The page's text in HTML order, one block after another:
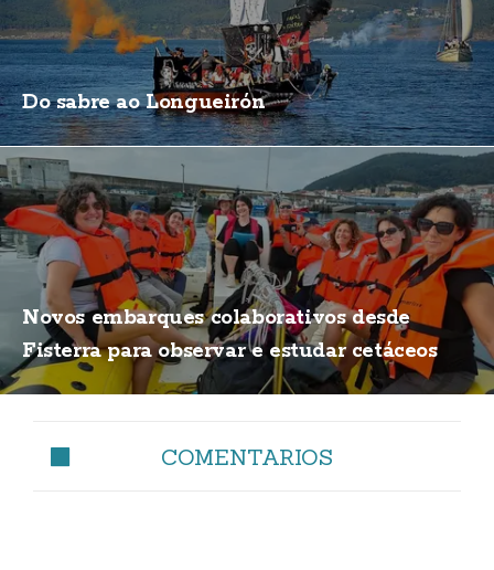
Do sabre ao Longueirón
Novos embarques colaborativos desde
Fisterra para observar e estudar cetáceos
COMENTARIOS